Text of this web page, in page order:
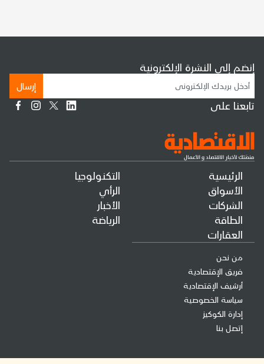
الرئيسية
الأسواق
الشركات
الطاقة
العقارات
التكنولوجيا
الرأي
الأخبار
الرياضة
من نحن
فريق الإقتصادية
أرشيف الإقتصادية
سياسة الخصوصية
إدارة الكوكيز
إتصل بنا
إنضم إلى النشرة الإلكترونية
إرسال
تابعنا على